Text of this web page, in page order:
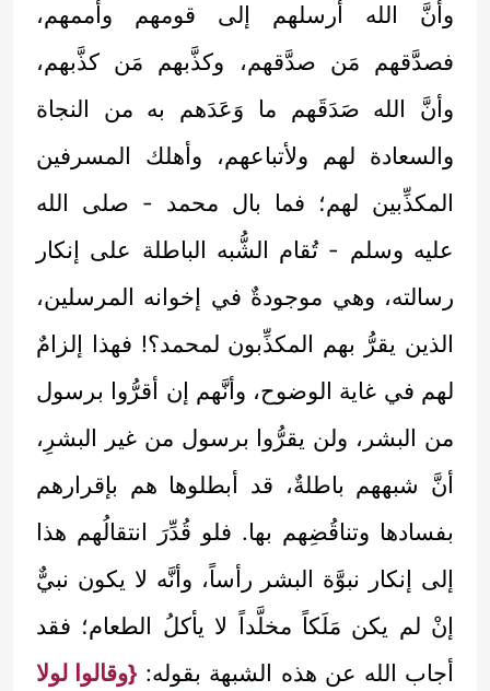
وأنَّ الله أرسلهم إلى قومهم وأممهم،
فصدَّقهم مَن صدَّقهم، وكذَّبهم مَن كذَّبهم،
وأنَّ الله صَدَقَهم ما وَعَدَهم به من النجاة
والسعادة لهم ولأتباعهم، وأهلك المسرفين
المكذِّبين لهم؛ فما بال محمد - صلى الله
عليه وسلم - تُقام الشُّبه الباطلة على إنكار
رسالته، وهي موجودةٌ في إخوانه المرسلين،
الذين يقرُّ بهم المكذِّبون لمحمد؟! فهذا إلزامٌ
لهم في غاية الوضوح، وأنَّهم إن أقرُّوا برسول
من البشر، ولن يقرُّوا برسول من غير البشرِ،
أنَّ شبههم باطلةٌ، قد أبطلوها هم بإقرارهم
بفسادها وتناقُضِهم بها. فلو قُدِّرَ انتقالُهم هذا
إلى إنكار نبوَّة البشر رأساً، وأنَّه لا يكون نبيٌّ
إنْ لم يكن مَلَكاً مخلَّداً لا يأكلُ الطعام؛ فقد
أجاب الله عن هذه الشبهة بقوله: {وقالوا لولا